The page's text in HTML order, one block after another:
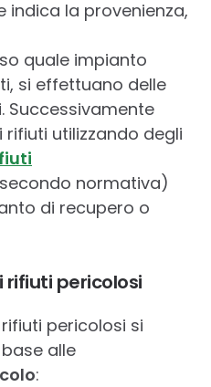
indica la provenienza,
quale impianto
si effettuano delle
Successivamente
utilizzando degli
normativa)
di recupero o
rifiuti pericolosi
pericolosi si
alle
: